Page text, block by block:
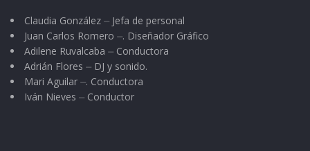
Claudia González ⏤ Jefa de personal
Juan Carlos Romero ⏤. Diseñador Gráfico
Adilene Ruvalcaba ⏤ Conductora
Adrián Flores ⏤ DJ y sonido.
Mari Aguilar ⏤. Conductora
Iván Nieves ⏤ Conductor